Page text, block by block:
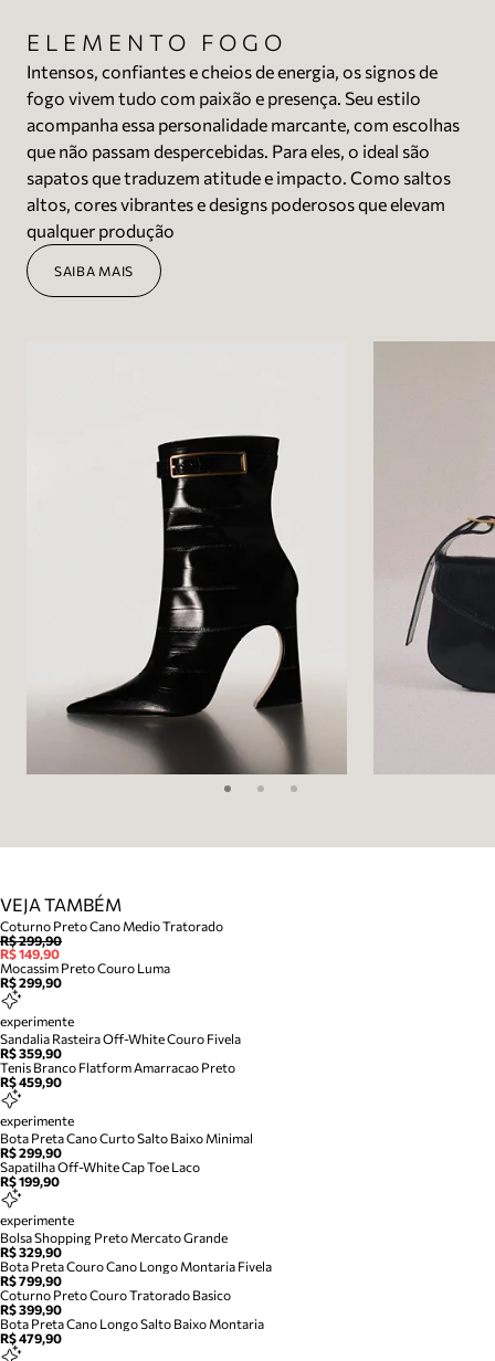
ELEMENTO FOGO
Intensos, confiantes e cheios de energia, os signos de
fogo vivem tudo com paixão e presença. Seu estilo
acompanha essa personalidade marcante, com escolhas
que não passam despercebidas. Para eles, o ideal são
sapatos que traduzem atitude e impacto. Como saltos
altos, cores vibrantes e designs poderosos que elevam
qualquer produção
SAIBA MAIS
VEJA TAMBÉM
Coturno Preto Cano Medio Tratorado
R$ 299,90
R$ 149,90
Mocassim Preto Couro Luma
R$ 299,90
experimente
Sandalia Rasteira Off-White Couro Fivela
R$ 359,90
Tenis Branco Flatform Amarracao Preto
R$ 459,90
experimente
Bota Preta Cano Curto Salto Baixo Minimal
R$ 299,90
Sapatilha Off-White Cap Toe Laco
R$ 199,90
experimente
Bolsa Shopping Preto Mercato Grande
R$ 329,90
Bota Preta Couro Cano Longo Montaria Fivela
R$ 799,90
Coturno Preto Couro Tratorado Basico
R$ 399,90
Bota Preta Cano Longo Salto Baixo Montaria
R$ 479,90